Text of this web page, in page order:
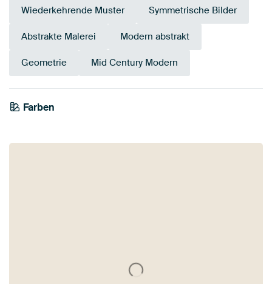
Wiederkehrende Muster Symmetrische Bilder
Abstrakte Malerei Modern abstrakt
Geometrie Mid Century Modern
Farben
Beige